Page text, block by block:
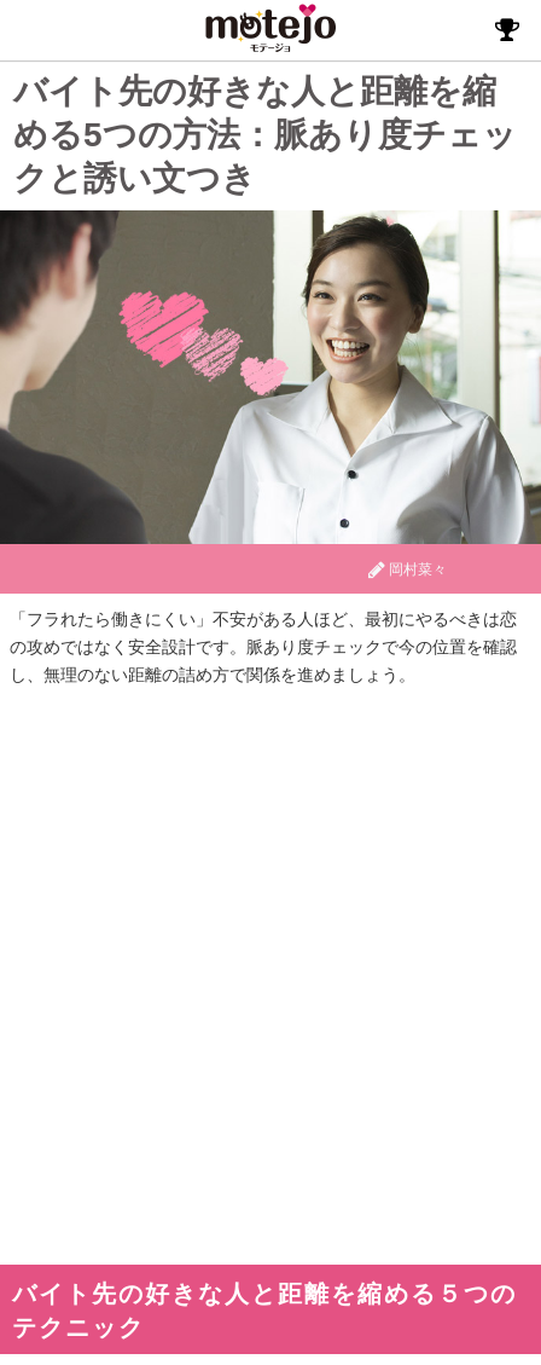
バイト先の好きな人と距離を縮
める5つの方法：脈あり度チェッ
クと誘い文つき
岡村菜々
「フラれたら働きにくい」不安がある人ほど、最初にやるべきは恋
の攻めではなく安全設計です。脈あり度チェックで今の位置を確認
し、無理のない距離の詰め方で関係を進めましょう。
バイト先の好きな人と距離を縮める５つの
テクニック